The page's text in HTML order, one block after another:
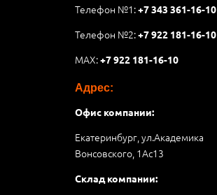
Телефон №1:+7 343 361-16-10
Телефон №2:+7 922 181-16-10
MAX:+7 922 181-16-10
Адрес:
Офис компании:
Екатеринбург, ул.Академика
Вонсовского, 1Аc13
Склад компании: